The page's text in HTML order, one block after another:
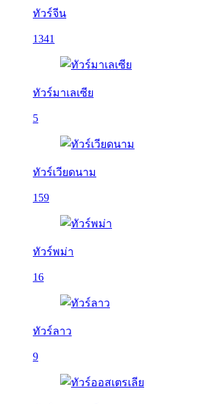
ทัวร์จีน
1341
ทัวร์มาเลเซีย
5
ทัวร์เวียดนาม
159
ทัวร์พม่า
16
ทัวร์ลาว
9